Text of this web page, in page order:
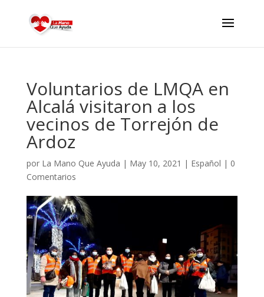
Voluntarios de LMQA en
Alcalá visitaron a los
vecinos de Torrejón de
Ardoz
por La Mano Que Ayuda | May 10, 2021 | Español | 0
Comentarios